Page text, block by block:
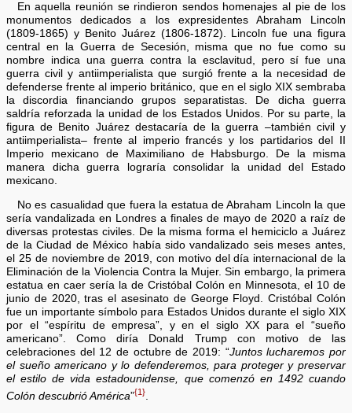
En aquella reunión se rindieron sendos homenajes al pie de los
monumentos dedicados a los expresidentes Abraham Lincoln
(1809-1865) y Benito Juárez (1806-1872). Lincoln fue una figura
central en la Guerra de Secesión, misma que no fue como su
nombre indica una guerra contra la esclavitud, pero sí fue una
guerra civil y antiimperialista que surgió frente a la necesidad de
defenderse frente al imperio británico, que en el siglo XIX sembraba
la discordia financiando grupos separatistas. De dicha guerra
saldría reforzada la unidad de los Estados Unidos. Por su parte, la
figura de Benito Juárez destacaría de la guerra –también civil y
antiimperialista– frente al imperio francés y los partidarios del II
Imperio mexicano de Maximiliano de Habsburgo. De la misma
manera dicha guerra lograría consolidar la unidad del Estado
mexicano.
No es casualidad que fuera la estatua de Abraham Lincoln la que
sería vandalizada en Londres a finales de mayo de 2020 a raíz de
diversas protestas civiles. De la misma forma el hemiciclo a Juárez
de la Ciudad de México había sido vandalizado seis meses antes,
el 25 de noviembre de 2019, con motivo del día internacional de la
Eliminación de la Violencia Contra la Mujer. Sin embargo, la primera
estatua en caer sería la de Cristóbal Colón en Minnesota, el 10 de
junio de 2020, tras el asesinato de George Floyd. Cristóbal Colón
fue un importante símbolo para Estados Unidos durante el siglo XIX
por el “espíritu de empresa”, y en el siglo XX para el “sueño
americano”. Como diría Donald Trump con motivo de las
celebraciones del 12 de octubre de 2019: “Juntos lucharemos por
el sueño americano y lo defenderemos, para proteger y preservar
el estilo de vida estadounidense, que comenzó en 1492 cuando
Colón descubrió América”{1}